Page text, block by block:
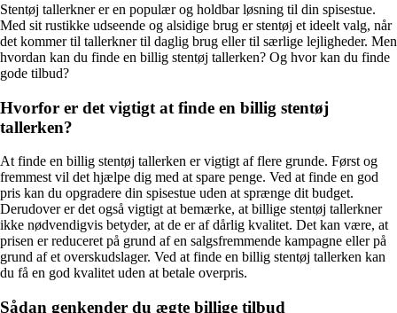
Stentøj tallerkner er en populær og holdbar løsning til din spisestue.
Med sit rustikke udseende og alsidige brug er stentøj et ideelt valg, når
det kommer til tallerkner til daglig brug eller til særlige lejligheder. Men
hvordan kan du finde en billig stentøj tallerken? Og hvor kan du finde
gode tilbud?
Hvorfor er det vigtigt at finde en billig stentøj
tallerken?
At finde en billig stentøj tallerken er vigtigt af flere grunde. Først og
fremmest vil det hjælpe dig med at spare penge. Ved at finde en god
pris kan du opgradere din spisestue uden at sprænge dit budget.
Derudover er det også vigtigt at bemærke, at billige stentøj tallerkner
ikke nødvendigvis betyder, at de er af dårlig kvalitet. Det kan være, at
prisen er reduceret på grund af en salgsfremmende kampagne eller på
grund af et overskudslager. Ved at finde en billig stentøj tallerken kan
du få en god kvalitet uden at betale overpris.
Sådan genkender du ægte billige tilbud